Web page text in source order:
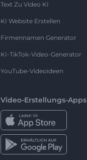
Text Zu Video KI
KI Website Erstellen
Firmennamen Generator
KI-TikTok-Video-Generator
YouTube-Videoideen
Video-Erstellungs-Apps